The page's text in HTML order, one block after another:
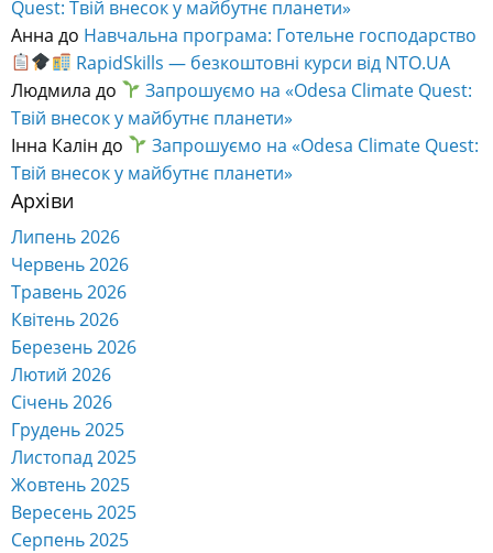
Quest: Твій внесок у майбутнє планети»
Анна до Навчальна програма: Готельне господарство
RapidSkills — безкоштовні курси від NTO.UA
Людмила до
Запрошуємо на «Odesa Climate Quest:
Твій внесок у майбутнє планети»
Інна Калін до
Запрошуємо на «Odesa Climate Quest:
Твій внесок у майбутнє планети»
Архіви
Липень 2026
Червень 2026
Травень 2026
Квітень 2026
Березень 2026
Лютий 2026
Січень 2026
Грудень 2025
Листопад 2025
Жовтень 2025
Вересень 2025
Серпень 2025